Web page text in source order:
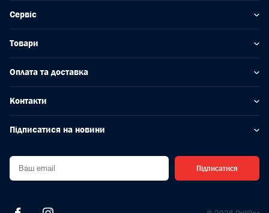
Сервіс
Товари
Оплата та доставка
Контакти
Підписатися на новини
Підписатися